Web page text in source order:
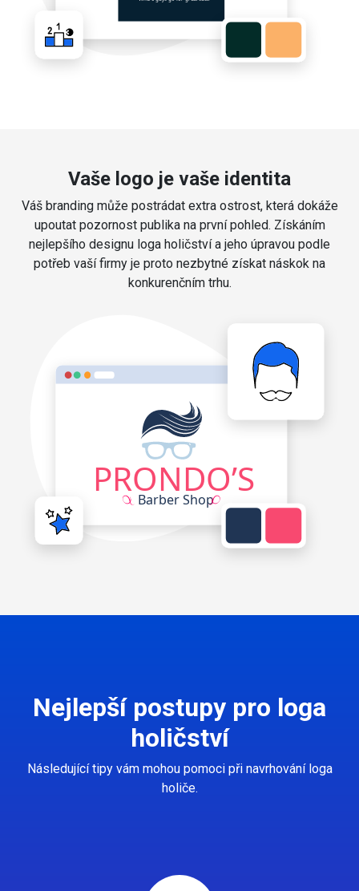
Vaše logo je vaše identita
Váš branding může postrádat extra ostrost, která dokáže
upoutat pozornost publika na první pohled. Získáním
nejlepšího designu loga holičství a jeho úpravou podle
potřeb vaší firmy je proto nezbytné získat náskok na
konkurenčním trhu.
Nejlepší postupy pro loga
holičství
Následující tipy vám mohou pomoci při navrhování loga
holiče.